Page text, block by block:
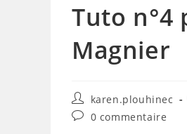
Tuto n°4
Magnier
Auteur/autrice
de
la
karen.plouhinec
Commentaires
0 commentaire